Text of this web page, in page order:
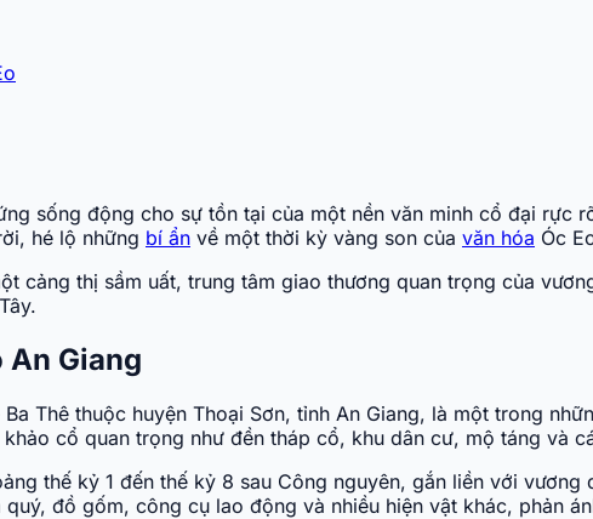
sống động cho sự tồn tại của một nền văn minh cổ đại
hé lộ những bí ẩn về một thời kỳ vàng son của văn hóa Óc
cảng thị sầm uất, trung tâm giao thương quan trọng của
An Giang
Thê thuộc huyện Thoại Sơn, tỉnh An Giang, là một trong
cổ quan trọng như đền tháp cổ, khu dân cư, mộ táng và
thế kỷ 1 đến thế kỷ 8 sau Công nguyên, gắn liền với
đồ gốm, công cụ lao động và nhiều hiện vật khác, phản